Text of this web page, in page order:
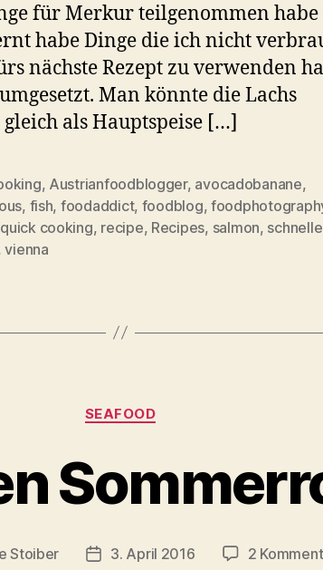
für Merkur teilgenommen
habe Dinge die ich nicht
nächste Rezept zu verwenden
Man könnte die Lachs
gleich als Hauptspeise […]
, Austrianfoodblogger, avocadobanane,
, fish, foodaddict, foodblog,
quick cooking, recipe, Recipes, salmon, schnelle
vienna
Kategorien
SEAFOOD
Stoiber Veröffentlichungsdatum
3. April 2016 2